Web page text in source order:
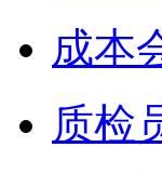
成本
质检